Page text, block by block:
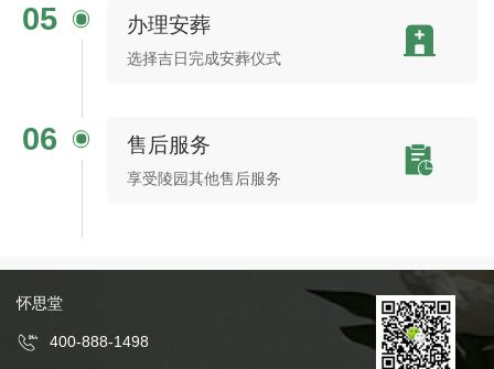
05 办理安葬
选择吉日完成安葬仪式
06 售后服务
享受陵园其他售后服务
怀思堂
400-888-1498